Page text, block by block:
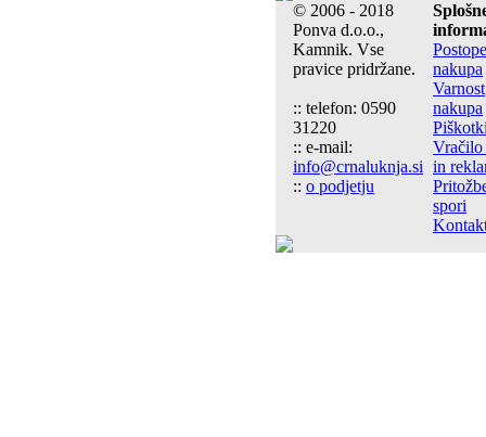
© 2006 - 2018
Ponva d.o.o.,
Kamnik. Vse
pravice pridržane.
:: telefon: 0590
31220
:: e-mail:
info@crnaluknja.si
:: o podjetju
nakupa
Varnost
nakupa
Vračilo
in
spori